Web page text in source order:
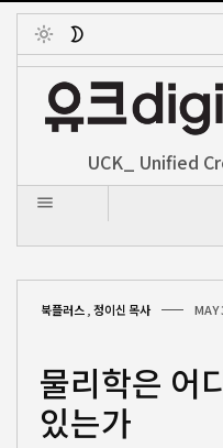
Toggle
UCK_ Unified
북플러스 정이신 목사 MAY
물리학은 어
있는가